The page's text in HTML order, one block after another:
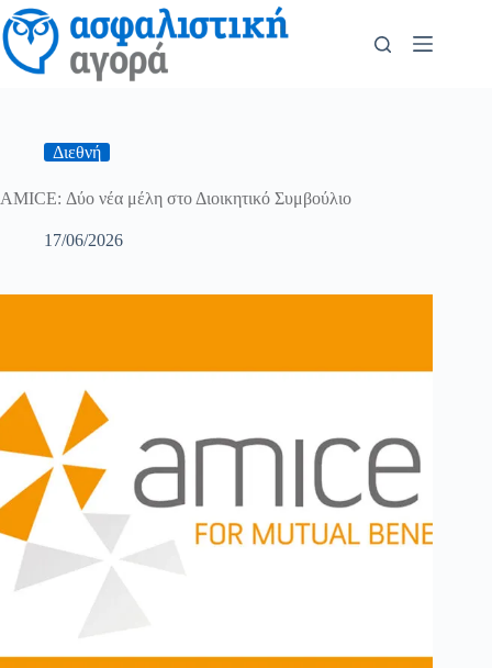
Διεθνή
AMICE: Δύο νέα μέλη στο Διοικητικό Συμβούλιο
17/06/2026